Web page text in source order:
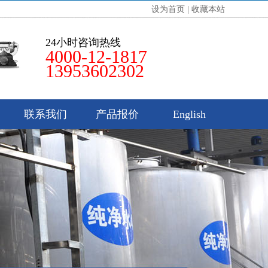
设为首页 收藏本站
24小时咨询热线
4000-12-1817
13953602302
联系我们 产品报价 English